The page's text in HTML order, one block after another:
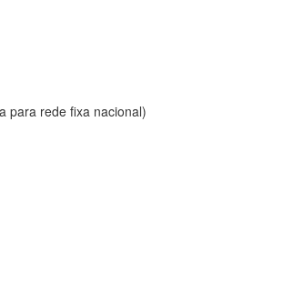
para rede fixa nacional)